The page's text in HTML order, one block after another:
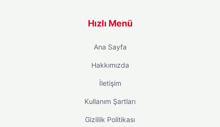
Hızlı Menü
Ana Sayfa
Hakkımızda
İletişim
Kullanım Şartları
Gizlilik Politikası